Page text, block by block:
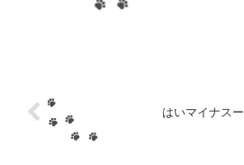
はいマイナスー